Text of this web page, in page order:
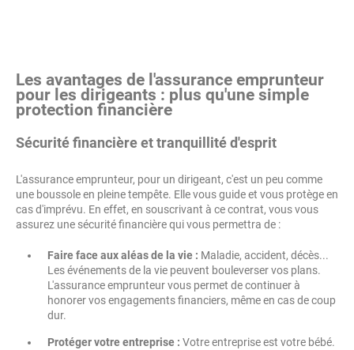
Les avantages de l'assurance emprunteur
pour les dirigeants : plus qu'une simple
protection financière
Sécurité financière et tranquillité d'esprit
L'assurance emprunteur, pour un dirigeant, c'est un peu comme
une boussole en pleine tempête. Elle vous guide et vous protège en
cas d'imprévu. En effet, en souscrivant à ce contrat, vous vous
assurez une sécurité financière qui vous permettra de :
Faire face aux aléas de la vie : Maladie, accident, décès...
Les événements de la vie peuvent bouleverser vos plans.
L'assurance emprunteur vous permet de continuer à
honorer vos engagements financiers, même en cas de coup
dur.
Protéger votre entreprise : Votre entreprise est votre bébé.